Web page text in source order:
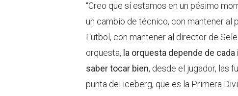
“Creo que sí estamos en un pésimo
un cambio de técnico, con mantener al
Futbol, con mantener al director de
orquesta, la orquesta depende de
saber tocar bien, desde el jugador, las
punta del iceberg, que es la Primera